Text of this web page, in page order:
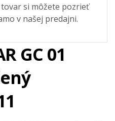
si môžete pozrieť
v našej predajni.
GC 01